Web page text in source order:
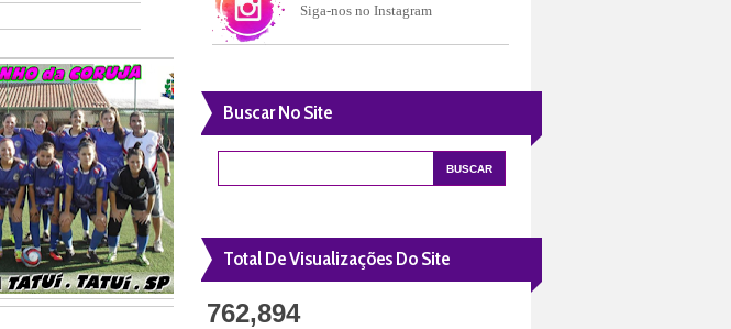
Siga-nos no Instagram
Buscar No Site
Total De Visualizações Do Site
762,894